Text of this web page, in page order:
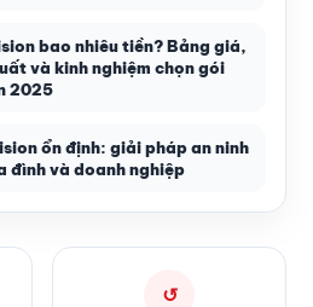
bao nhiêu tiền? Bảng giá,
và kinh nghiệm chọn gói
2025
ổn định: giải pháp an ninh
đình và doanh nghiệp
↺